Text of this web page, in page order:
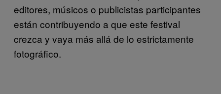
editores, músicos o publicistas participantes
están contribuyendo a que este festival
crezca y vaya más allá de lo estrictamente
fotográfico.